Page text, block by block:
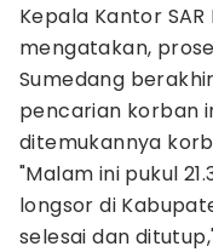
Kepala Kantor
mengatakan,
Sumedang
pencarian korban
ditemukannya
"Malam ini pukul
longsor di
selesai dan